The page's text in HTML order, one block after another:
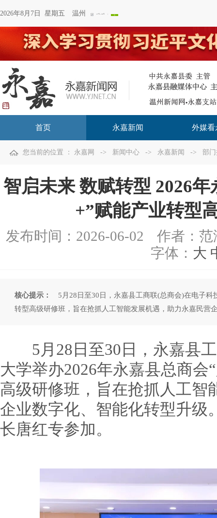
2026年8月7日 星期五 温州
首页 永嘉新闻 外媒看
您当前的位置 ： 永嘉网 -> 新闻中心 -> 永嘉新闻 -> 部
智启未来 数赋转型 2026
+”赋能产业转型
发布时间： 2026-06-02
作者：范
字体： 大
核心提示：
5月28日至30日，永嘉县工商联(总商会)在电子科
转型高级研修班，旨在抢抓人工智能发展机遇，助力永嘉民营
5月28日至30日，永嘉县工
大学举办2026年永嘉县总商会
高级研修班，旨在抢抓人工智
企业数字化、智能化转型升级
长唐红专参加。